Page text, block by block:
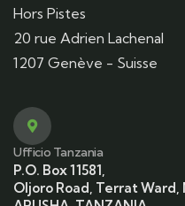
Hors Pistes
20 rue Adrien Lachenal
1207 Genève - Suisse
Ufficio Tanzania
P.O. Box 11581,
Oljoro Road, Terrat